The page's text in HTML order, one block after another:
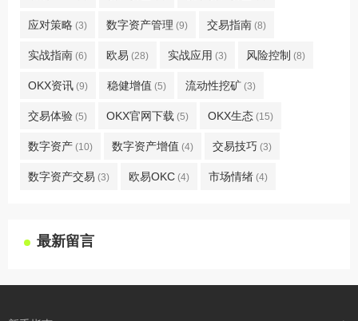
应对策略 (3) 数字资产管理 (9) 交易指南 (8)
实战指南 (6) 欧易 (28) 实战应用 (3) 风险控制 (8)
OKX资讯 (9) 稳健增值 (5) 流动性挖矿 (3)
交易体验 (5) OKX官网下载 (5) OKX生态 (15)
数字资产 (10) 数字资产增值 (4) 交易技巧 (3)
数字资产交易 (3) 欧易OKC (4) 市场情绪 (4)
最新留言